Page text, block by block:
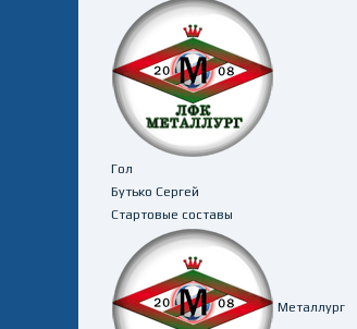
Гол
Бутько Сергей
Стартовые составы
Металлург